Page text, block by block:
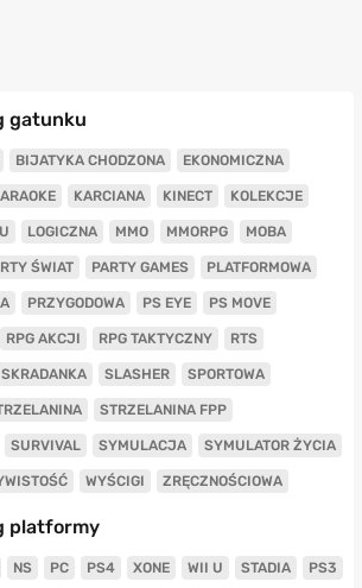
gatunku
BIJATYKA CHODZONA EKONOMICZNA
KARCIANA KINECT KOLEKCJE
LOGICZNA MMO MMORPG MOBA
ŚWIAT PARTY GAMES PLATFORMOWA
PRZYGODOWA PS EYE PS MOVE
RPG AKCJI RPG TAKTYCZNY RTS
SKRADANKA SLASHER SPORTOWA
STRZELANINA FPP
SURVIVAL SYMULACJA SYMULATOR ŻYCIA
WYŚCIGI ZRĘCZNOŚCIOWA
platformy
NS PC PS4 XONE WII U STADIA PS3